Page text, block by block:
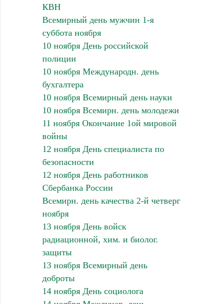
КВН
Всемирный день мужчин 1-я
суббота ноября
10 ноября День российской
полиции
10 ноября Международн. день
бухгалтера
10 ноября Всемирный день науки
10 ноября Всемирн. день молодежи
11 ноября Окончание 1ой мировой
войны
12 ноября День специалиста по
безопасности
12 ноября День работников
Сбербанка России
Всемирн. день качества 2-й четверг
ноября
13 ноября День войск
радиационной, хим. и биолог.
защиты
13 ноября Всемирный день
доброты
14 ноября День социолога